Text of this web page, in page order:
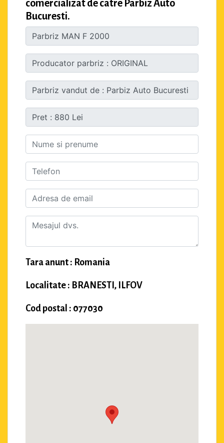
comercializat de catre Parbiz Auto
Bucuresti.
Tara anunt : Romania
Localitate : BRANESTI, ILFOV
Cod postal : 077030